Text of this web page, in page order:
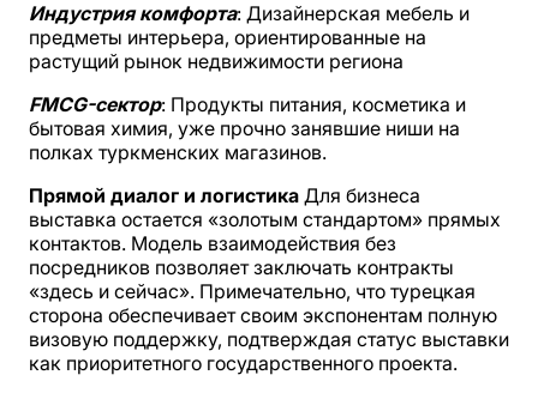
Индустрия комфорта: Дизайнерская мебель и
предметы интерьера, ориентированные на
растущий рынок недвижимости региона
FMCG-сектор: Продукты питания, косметика и
бытовая химия, уже прочно занявшие ниши на
полках туркменских магазинов.
Прямой диалог и логистика Для бизнеса
выставка остается «золотым стандартом» прямых
контактов. Модель взаимодействия без
посредников позволяет заключать контракты
«здесь и сейчас». Примечательно, что турецкая
сторона обеспечивает своим экспонентам полную
визовую поддержку, подтверждая статус выставки
как приоритетного государственного проекта.